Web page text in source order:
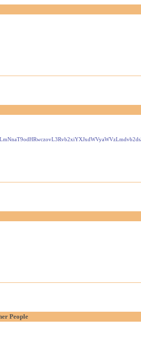
People